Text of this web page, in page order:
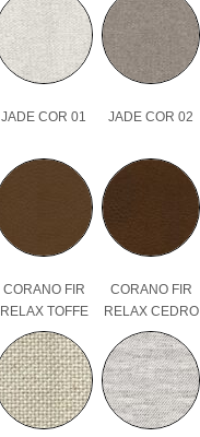
JADE COR 01 JADE COR 02
CORANO FIR
RELAX TOFFE
CORANO FIR
RELAX CEDRO